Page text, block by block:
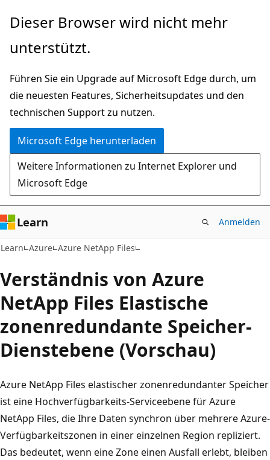
Zu
wechseln
Dieser Browser wird nicht mehr
unterstützt.
Führen Sie ein Upgrade auf Microsoft Edge durch, um
die neuesten Features, Sicherheitsupdates und den
technischen Support zu nutzen.
Microsoft Edge herunterladen
Weitere Informationen zu Internet Explorer und
Microsoft Edge
Learn Anmelden
Learn Azure Azure NetApp Files
Verständnis von Azure
NetApp Files Elastische
zonenredundante Speicher-
Dienstebene (Vorschau)
Azure NetApp Files elastischer zonenredundanter Speicher
ist eine Hochverfügbarkeits-Serviceebene für Azure
NetApp Files, die Ihre Daten synchron über mehrere Azure-
Verfügbarkeitszonen in einer einzelnen Region repliziert.
Das bedeutet, wenn eine Zone einen Ausfall erlebt, bleiben